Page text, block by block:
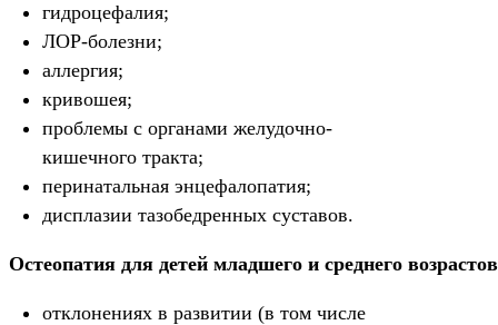
гидроцефалия;
ЛОР-болезни;
аллергия;
кривошея;
проблемы с органами желудочно-
кишечного тракта;
перинатальная энцефалопатия;
дисплазии тазобедренных суставов.
Остеопатия для детей младшего и среднего
отклонениях в развитии (в том числе